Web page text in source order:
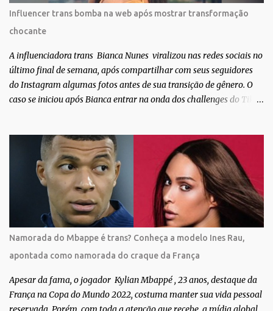
expor uma diversidade de corpos nus, ressaltando a beleza das
especificidades físicas. A atriz se tornou nacionalmente conhecida
após fazer uma participação especial na novela teen Malhação, da
TV Globo. Na trama, ela inte...
Influencer trans bomba na web após mostrar transformação
chocante
A influenciadora trans Bianca Nunes viralizou nas redes sociais no
último final de semana, após compartilhar com seus seguidores
do Instagram algumas fotos antes de sua transição de gênero. O
caso se iniciou após Bianca entrar na onda dos challenges do Tik
Bianca aparece ainda muito jovem e usando roupas masculinas,
após algumas fotos diferentes, ela finalmente aparece usando um
biquíni fio dental, com cabelo longo e seios. Através do Instagram,
a morena desabafou como foi passar um período da sua vida no
exército brasileiro. Segundo Bianca, ela apenas se alistou como
uma forma de provar que sua identidade de gênero não seria algo
passageiro. “Me alistei no exército porque eu sempre ouvia muito;
‘bota no exército para ver se vira homem’, ‘ah, esse aí não vai
entrar no exército’… Essas coisas me fizeram entrar no exército. Eu
disse; ‘vou mostrar par...
Namorada do Mbappe é trans? Conheça a modelo Ines Rau,
apontada como namorada do craque da França
Apesar da fama, o jogador Kylian Mbappé , 23 anos, destaque da
França na Copa do Mundo 2022, costuma manter sua vida pessoal